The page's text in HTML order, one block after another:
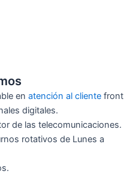
en atención al clientefront
digitales.
de las telecomunicaciones.
rotativos de Lunes a